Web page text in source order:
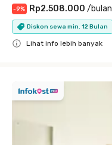
-9% Rp2.508.000 /bulan
Diskon sewa min. 12 Bulan
Lihat info lebih banyak